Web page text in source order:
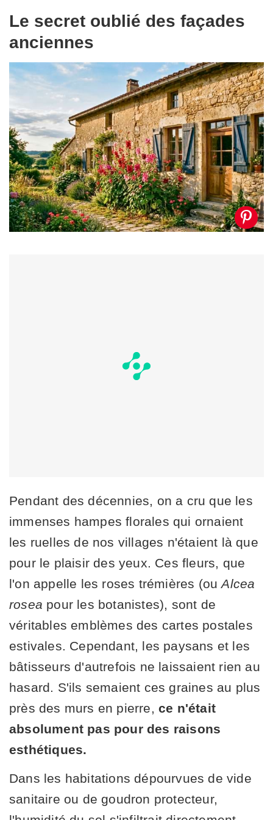
Le secret oublié des façades
anciennes
Pendant des décennies, on a cru que les
immenses hampes florales qui ornaient
les ruelles de nos villages n'étaient là que
pour le plaisir des yeux. Ces fleurs, que
l'on appelle les roses trémières (ouAlcea
rosea pour les botanistes), sont de
véritables emblèmes des cartes postales
estivales. Cependant, les paysans et les
bâtisseurs d'autrefois ne laissaient rien au
hasard. S'ils semaient ces graines au plus
près des murs en pierre, ce n'était
absolument pas pour des raisons
esthétiques.
Dans les habitations dépourvues de vide
sanitaire ou de goudron protecteur,